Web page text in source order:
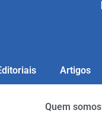
Artigos
Quem somos